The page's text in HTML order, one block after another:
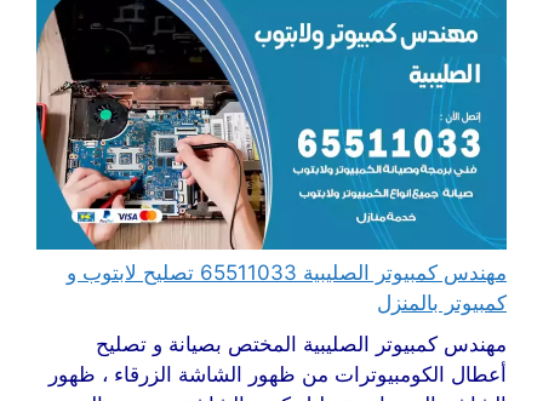
مهندس كمبيوتر الصليبية 65511033 تصليح لابتوب و
كمبيوتر بالمنزل
مهندس كمبيوتر الصليبية المختص بصيانة و تصليح
أعطال الكومبيوترات من ظهور الشاشة الزرقاء ، ظهور